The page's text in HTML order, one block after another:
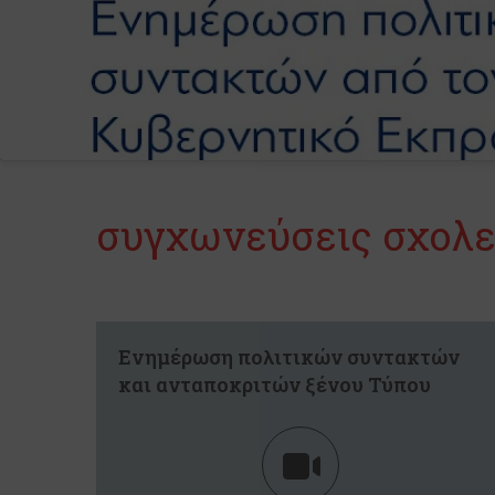
συγχωνεύσεις
Ενημέρωση πολιτικών συντακτών
και ανταποκριτών ξένου Τύπου